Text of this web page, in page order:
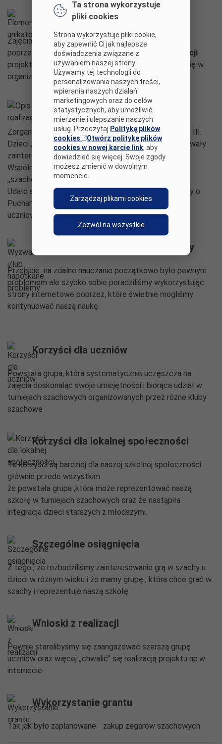
Elementy unikatowe
Zajęcia w grupach mieszanych wiekowo, uczenie się
poprzez zabawę będzie naturalną okazją do
integracji
projektantów. Ponadto uczniowie będą angażować się w
organizację turniejów szachowych.
Opis realizacji
Zorganizowaliśmy zajęcia szachowe dla uczniów klas III.
Dzieci , które nabrały pewnego doświadczenia próbowały
zainteresować grą w szachy grupę przedszkolaków.
Wspólnie poprzez zabawę dzieci poznawały tajniki
,,szachowej krainy".
Udało się nam zorganizować szkolny turniej szachowy o
Puchar Dyrektora Szkoły. W zawodach wzięli udział
uczniowie z klas II - VII.
Wyzwania i/lub napotkane problemy
Przejście na zdalne nauczanie początkowo było pewnym
problemem ale szybko sobie poradziliśmy wykorzystując
strony internetowe poprzez, które świetnie mogliśmy
kontynuować naszą naukę.
Korzyści dla uczniów
Powstała grupa, która systematycznie uczęszcza na
zajęcia doskonaląc swoje umiejętności i biorąca udział w
turniejach szachowych organizowanych przez różne kluby
szachowe
Korzyści dla lokalnej społeczności
Te korzyści są bardziej dla naszej szkolnej społeczności
głównie przede wszystkim
że powstała grupa ,która może reprezentować naszą
szkołę w turniejach szachowych oraz że nastąpiła
integracja dzieci starszych z młodszymi.
Szczególne osiągnięcia
Z tego , że rozbudziliśmy zainteresowanie grą w szachy u
dzieci w różnym wieku i że mamy grupę , która chce grać w
szachy i reprezentuje naszą szkołę
Wnioski z realizacji
Pewnie staralibyśmy się zaangażować szerszą grupę
uczniów oraz więcej ,,chwalić" się realizacją projektu np.w
internecie
Wykorzystanie grantu
Tak jak było zaplanowane - zakup zegarów szachowych
Ta strona wykorzystuje
pliki cookies
Strona wykorzystuje pliki cookie,
aby zapewnić Ci jak najlepsze
doświadczenia związane z
używaniem naszej strony.
Używamy tej technologii do
personalizowania naszych treści,
wpierania naszych działań
marketingowych oraz do celów
statystycznych, aby umożliwić
mierzenie i ulepszanie naszych
usług. Przeczytaj Politykę plików
cookies
Otwórz politykę plików
cookies w nowej karcie link , aby
dowiedzieć się więcej. Swoje zgody
możesz zmienić w dowolnym
momencie.
Zarządzaj plikami cookies
Zezwól na wszystkie